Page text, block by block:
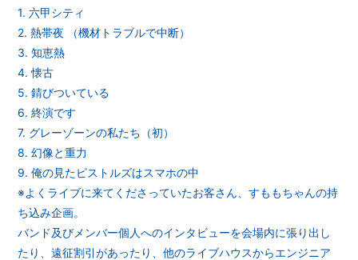
1. 六甲シティ
2. 熱帯夜 （機材トラブルで中断）
3. 知恵熱
4. 懐古
5. 錆びついている
6. 終演です
7. グレーゾーンの私たち（初）
8. 幻像と重力
9. 俺の見たピストルズはスマホの中
※よくライブに来てくださっていたお客さん、すももちゃんの持
ち込み企画。
バンド及びメンバー個人へのインタビューを会場内に張り出し
たり、遠征割引があったり、他のライブハウスからエンジニア